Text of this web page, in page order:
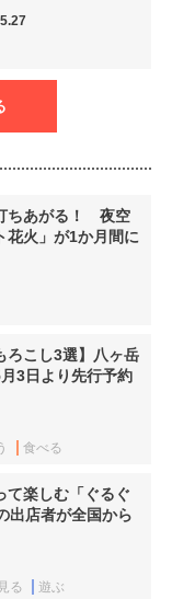
ちあがる！ 夜空
花火」が1か月間に
ろこし3選】八ヶ岳
3日より先行予約
食べる
て楽しむ「ぐるぐ
店者が全国から
見る 遊ぶ